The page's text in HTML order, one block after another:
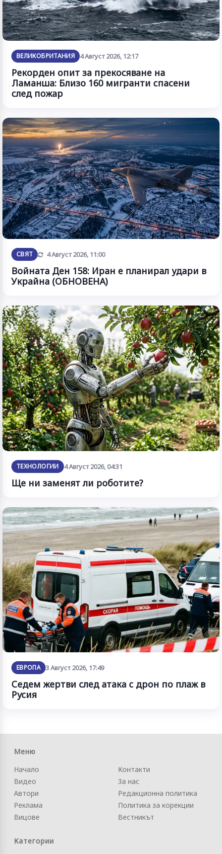
ВЕЛИКОБРИТАНИЯ 4 Август 2026, 12:17
Рекорден опит за прекосяване на
Ламанша: Близо 160 мигранти спасени
след пожар
СВЯТ Обновена
4 Август 2026, 11:00
Войната Ден 158: Иран е планирал удари в
Украйна (ОБНОВЕНА)
ТЕХНОЛОГИИ 4 Август 2026, 04:31
Ще ни заменят ли роботите?
ЕВРОПА 3 Август 2026, 17:49
Седем жертви след атака с дрон по плаж в
Русия
Меню
Начало
Видео
Автори
Реклама
Вицове
Контакти
За нас
Редакционна политика
Политика за корекции
Вестникът
Категории